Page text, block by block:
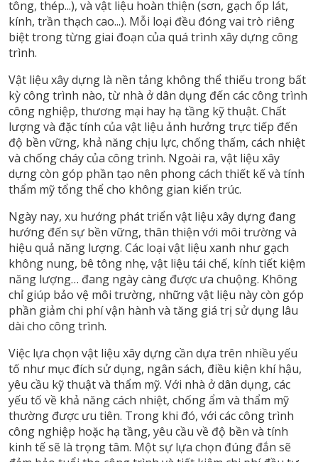
tông, thép...), và vật liệu hoàn thiện (sơn, gạch ốp lát,
kính, trần thạch cao...). Mỗi loại đều đóng vai trò riêng
biệt trong từng giai đoạn của quá trình xây dựng công
trình.
Vật liệu xây dựng là nền tảng không thể thiếu trong bất
kỳ công trình nào, từ nhà ở dân dụng đến các công trình
công nghiệp, thương mại hay hạ tầng kỹ thuật. Chất
lượng và đặc tính của vật liệu ảnh hưởng trực tiếp đến
độ bền vững, khả năng chịu lực, chống thấm, cách nhiệt
và chống cháy của công trình. Ngoài ra, vật liệu xây
dựng còn góp phần tạo nên phong cách thiết kế và tính
thẩm mỹ tổng thể cho không gian kiến trúc.
Ngày nay, xu hướng phát triển vật liệu xây dựng đang
hướng đến sự bền vững, thân thiện với môi trường và
hiệu quả năng lượng. Các loại vật liệu xanh như gạch
không nung, bê tông nhẹ, vật liệu tái chế, kính tiết kiệm
năng lượng… đang ngày càng được ưa chuộng. Không
chỉ giúp bảo vệ môi trường, những vật liệu này còn góp
phần giảm chi phí vận hành và tăng giá trị sử dụng lâu
dài cho công trình.
Việc lựa chọn vật liệu xây dựng cần dựa trên nhiều yếu
tố như mục đích sử dụng, ngân sách, điều kiện khí hậu,
yêu cầu kỹ thuật và thẩm mỹ. Với nhà ở dân dụng, các
yếu tố về khả năng cách nhiệt, chống ẩm và thẩm mỹ
thường được ưu tiên. Trong khi đó, với các công trình
công nghiệp hoặc hạ tầng, yêu cầu về độ bền và tính
kinh tế sẽ là trọng tâm. Một sự lựa chọn đúng đắn sẽ